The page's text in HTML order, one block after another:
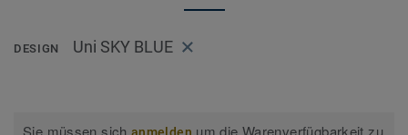
DESIGN Uni SKY BLUE
Sie müssen sich
um die Warenverfügbarkeit zu